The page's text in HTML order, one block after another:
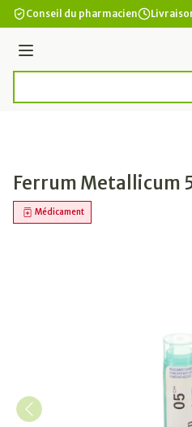
Aller au contenu
Conseil du pharmacien
Menu
Ferrum Metallicum
Médicament